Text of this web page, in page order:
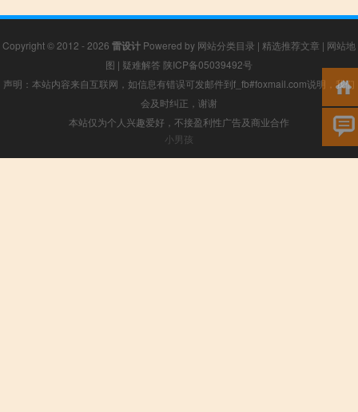
Copyright © 2012 - 2026 雷设计 Powered by 网站分类目录 | 精选推荐文章 | 网站地
图 | 疑难解答 陕ICP备05039492号
声明：本站内容来自互联网，如信息有错误可发邮件到f_fb#foxmail.com说明，我们
会及时纠正，谢谢
本站仅为个人兴趣爱好，不接盈利性广告及商业合作
小男孩